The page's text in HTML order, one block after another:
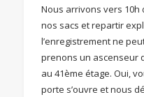
Nous arrivons vers
nos sacs et repartir
l’enregistrement ne
prenons un ascenseur
au 41ème étage. Oui,
porte s’ouvre et nous